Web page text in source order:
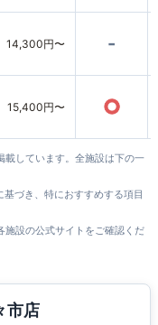
14,300円〜 -
15,400円〜 ○
載しています。全施設は下の一
づき、特におすすめする項目
施設の公式サイトをご確認くだ
市店